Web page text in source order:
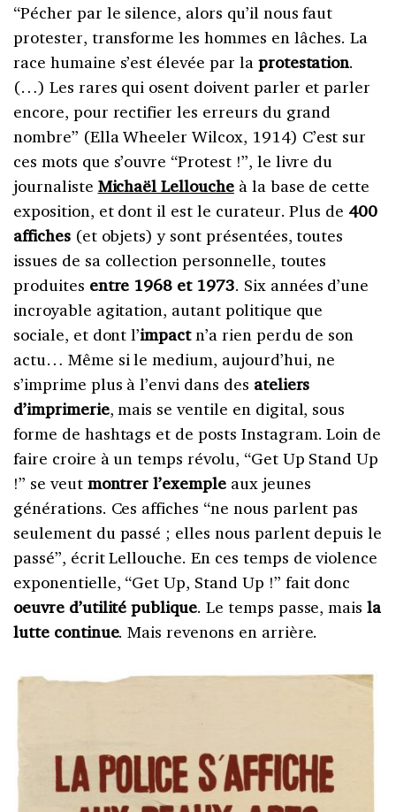
“Pécher par le silence, alors qu’il nous faut
protester, transforme les hommes en lâches. La
race humaine s’est élevée par la protestation.
(…) Les rares qui osent doivent parler et parler
encore, pour rectifier les erreurs du grand
nombre” (Ella Wheeler Wilcox, 1914) C’est sur
ces mots que s’ouvre “Protest !”, le livre du
journaliste Michaël Lelloucheà la base de cette
exposition, et dont il est le curateur. Plus de 400
affiches(et objets) y sont présentées, toutes
issues de sa collection personnelle, toutes
produites entre 1968 et 1973. Six années d’une
incroyable agitation, autant politique que
sociale, et dont l’impactn’a rien perdu de son
actu… Même si le medium, aujourd’hui, ne
s’imprime plus à l’envi dans des ateliers
d’imprimerie, mais se ventile en digital, sous
forme de hashtags et de posts Instagram. Loin de
faire croire à un temps révolu, “Get Up Stand Up
!” se veut montrer l’exempleaux jeunes
générations. Ces affiches “ne nous parlent pas
seulement du passé ; elles nous parlent depuis le
passé”, écrit Lellouche. En ces temps de violence
exponentielle, “Get Up, Stand Up !” fait donc
oeuvre d’utilité publique. Le temps passe, maisla
lutte continue. Mais revenons en arrière.